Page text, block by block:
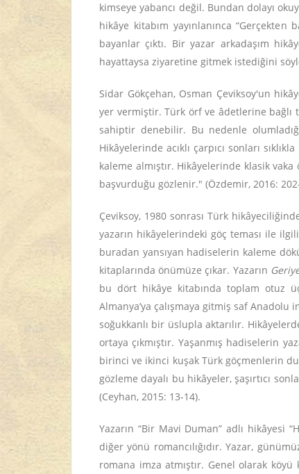
kimseye yabancı değil. Bundan dolayı
hikâye kitabım yayınlanınca “Gerçekten
bayanlar çıktı. Bir yazar arkadaşım
hayattaysa ziyaretine gitmek istediğini
Sidar Gökçehan, Osman Çeviksoy'un
yer vermiştir. Türk örf ve âdetlerine bağlı
sahiptir denebilir. Bu nedenle
Hikâyelerinde acıklı çarpıcı sonları
kaleme almıştır. Hikâyelerinde klasik
başvurduğu gözlenir." (Özdemir, 2016:
Çeviksoy, 1980 sonrası Türk
yazarın hikâyelerindeki göç teması ile
buradan yansıyan hadiselerin kaleme
kitaplarında önümüze çıkar. Yazarın
bu dört hikâye kitabında toplam otuz
Almanya’ya çalışmaya gitmiş saf Anadolu
soğukkanlı bir üslupla aktarılır.
ortaya çıkmıştır. Yaşanmış hadiselerin
birinci ve ikinci kuşak Türk göçmenlerin
gözleme dayalı bu hikâyeler, şaşırtıcı
(Ceyhan, 2015: 13-14).
Yazarın “Bir Mavi Duman” adlı hikâyesi
diğer yönü romancılığıdır. Yazar,
romana imza atmıştır. Genel olarak